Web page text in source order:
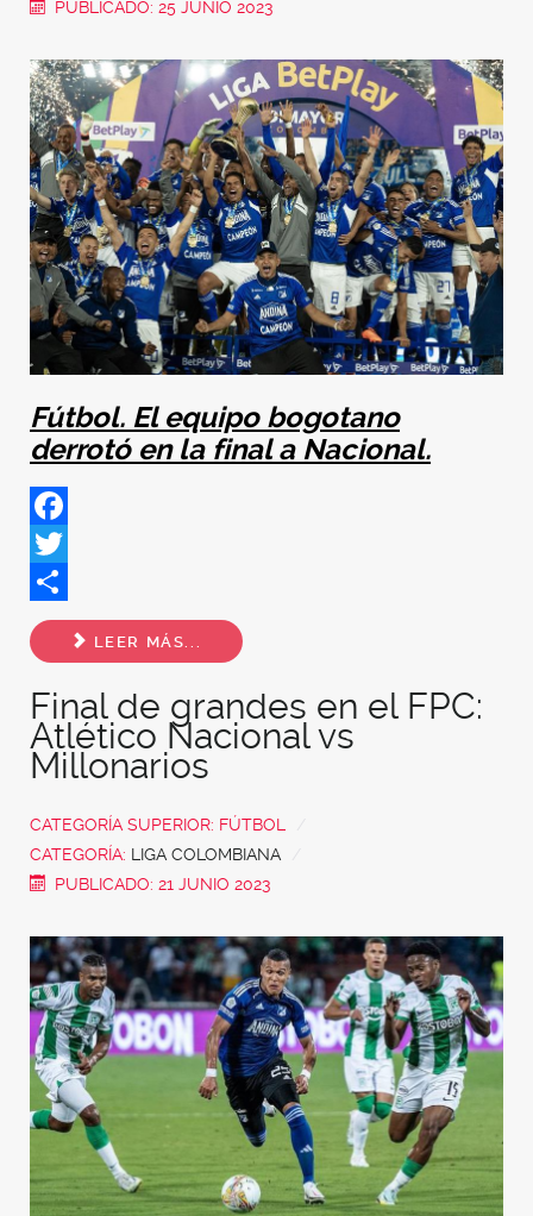
PUBLICADO: 25 JUNIO 2023
Fútbol. El equipo bogotano
derrotó en la final a Nacional.
Facebook
Twitter
Share
LEER MÁS...
Final de grandes en el FPC:
Atlético Nacional vs
Millonarios
CATEGORÍA SUPERIOR: FÚTBOL
CATEGORÍA: LIGA COLOMBIANA
PUBLICADO: 21 JUNIO 2023